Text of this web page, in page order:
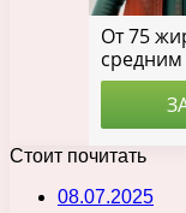
Стоит почитать
08.07.2025